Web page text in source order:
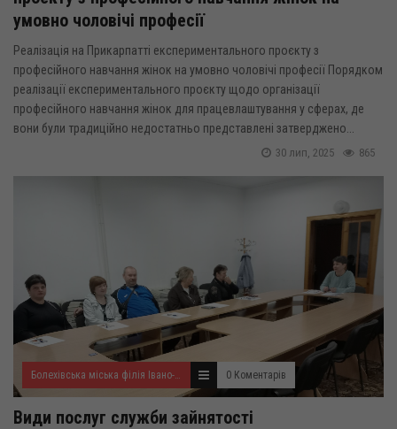
умовно чоловічі професії
Реалізація на Прикарпатті експериментального проєкту з
професійного навчання жінок на умовно чоловічі професії Порядком
реалізації експериментального проєкту щодо організації
професійного навчання жінок для працевлаштування у сферах, де
вони були традиційно недостатньо представлені затверджено...
865
30 лип, 2025
0 Коментарів
Види послуг служби зайнятості